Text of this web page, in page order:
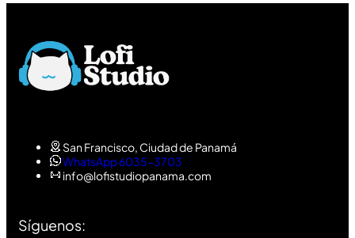
San Francisco, Ciudad de Panamá
WhatsApp 6035-3703
info@lofistudiopanama.com
Síguenos: